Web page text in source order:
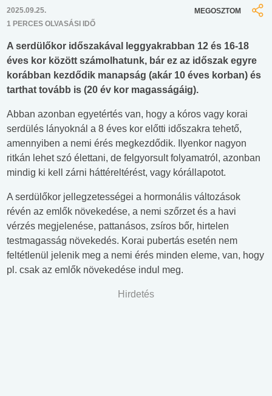
2025.09.25.
1 PERCES OLVASÁSI IDŐ
MEGOSZTOM
A serdülőkor időszakával leggyakrabban 12 és 16-18
éves kor között számolhatunk, bár ez az időszak egyre
korábban kezdődik manapság (akár 10 éves korban) és
tarthat tovább is (20 év kor magasságáig).
Abban azonban egyetértés van, hogy a kóros vagy korai
serdülés lányoknál a 8 éves kor előtti időszakra tehető,
amennyiben a nemi érés megkezdődik. Ilyenkor nagyon
ritkán lehet szó élettani, de felgyorsult folyamatról, azonban
mindig ki kell zárni háttéreltérést, vagy kórállapotot.
A serdülőkor jellegzetességei a hormonális változások
révén az emlők növekedése, a nemi szőrzet és a havi
vérzés megjelenése, pattanásos, zsíros bőr, hirtelen
testmagasság növekedés. Korai pubertás esetén nem
feltétlenül jelenik meg a nemi érés minden eleme, van, hogy
pl. csak az emlők növekedése indul meg.
Hirdetés